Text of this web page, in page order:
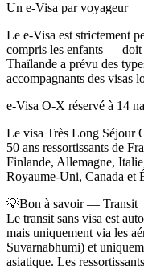
Un e-Visa par voyageur
Le e-Visa est strictement
compris les enfants — doit
Thaïlande a prévu des
accompagnants des visas
e-Visa O-X réservé à 14
Le visa Très Long Séjour
50 ans ressortissants de
Finlande, Allemagne,
Royaume-Uni, Canada et
💡Bon à savoir — Transit
Le transit sans visa est
mais uniquement via les
Suvarnabhumi) et
asiatique. Les